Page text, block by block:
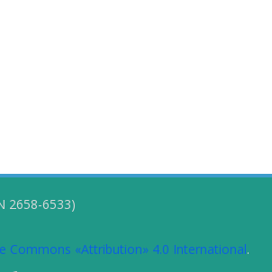
2658-6533)
Commons «Attribution» 4.0 International.